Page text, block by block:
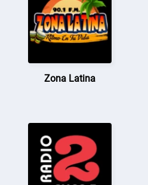
Zona Latina